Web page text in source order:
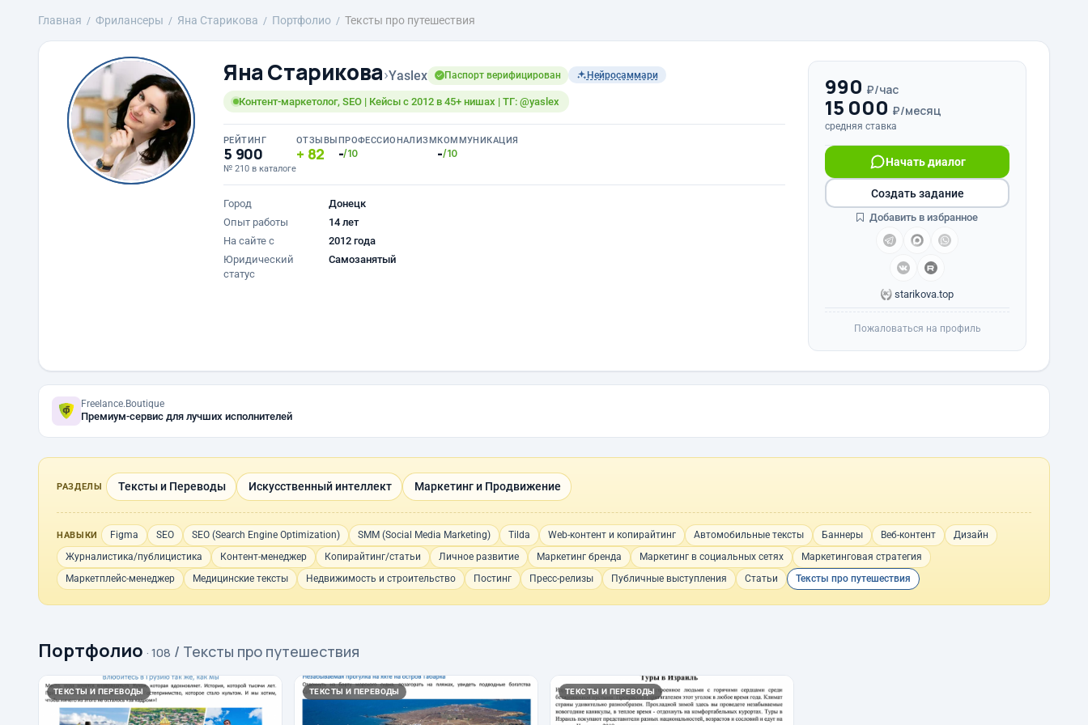
Главная Фрилансеры Яна Старикова Портфолио Тексты про путешествия
Яна Старикова›Yaslex Паспорт верифицирован Нейросаммари
Контент-маркетолог, SEO | Кейсы с 2012 в 45+ нишах | ТГ: @yaslex
РЕЙТИНГ
5 900
№ 210 в каталоге
ОТЗЫВЫ
82
ПРОФЕССИОНАЛИЗМ
-/10
КОММУНИКАЦИЯ
-/10
Город
Донецк
Опыт работы
14 лет
На сайте с
2012 года
Юридический
статус
Самозанятый
990 ₽/час
15 000 ₽/месяц
средняя ставка
Начать диалог
starikova.top
Создать задание
Добавить в избранное
Пожаловаться на профиль
Freelance.Boutique
Премиум-сервис для лучших исполнителей
РАЗДЕЛЫ Тексты и Переводы Искусственный интеллект Маркетинг и Продвижение
НАВЫКИ Figma SEO SEO (Search Engine Optimization) SMM (Social Media Marketing) Tilda Web-контент и копирайтинг Автомобильные тексты Баннеры Веб-контент
Дизайн
Журналистика/публицистика
Контент-менеджер Копирайтинг/статьи Личное развитие Маркетинг бренда Маркетинг в социальных сетях
Маркетинговая стратегия
Маркетплейс-менеджер
Медицинские тексты Недвижимость и строительство Постинг Пресс-релизы Публичные выступления Статьи Тексты про путешествия
Портфолио · 108 / Тексты про путешествия
ТЕКСТЫ И ПЕРЕВОДЫ ТЕКСТЫ И ПЕРЕВОДЫ ТЕКСТЫ И ПЕРЕВОДЫ